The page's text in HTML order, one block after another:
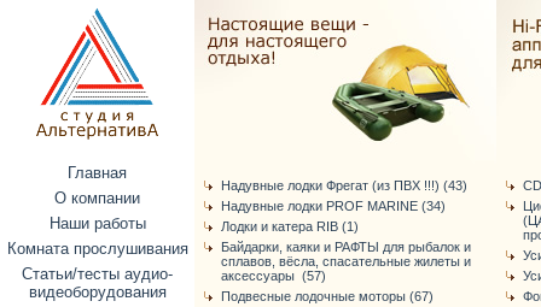
Главная
О компании
Наши работы
Комната прослушивания
Статьи/тесты аудио-
видеоборудования
Надувные лодки Фрегат (из ПВХ !!!) (43)
Надувные лодки PROF MARINE (34)
Лодки и катера RIB (1)
Байдарки, каяки и РАФТЫ для рыбалок и
сплавов, вёсла, спасательные жилеты и
аксессуары (57)
Подвесные лодочные моторы (67)